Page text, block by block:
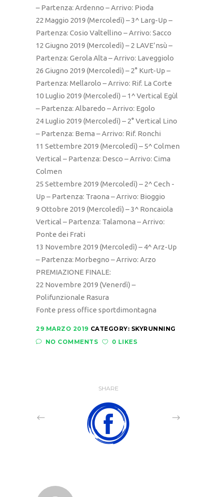
– Partenza: Ardenno – Arrivo: Pioda
22 Maggio 2019 (Mercoledì) – 3^ Larg-Up –
Partenza: Cosio Valtellino – Arrivo: Sacco
12 Giugno 2019 (Mercoledì) – 2 LAVE’nsù –
Partenza: Gerola Alta – Arrivo: Laveggiolo
26 Giugno 2019 (Mercoledì) – 2° Kurt-Up –
Partenza: Mellarolo – Arrivo: Rif. La Corte
10 Luglio 2019 (Mercoledì) – 1^ Vertical Egùl
– Partenza: Albaredo – Arrivo: Egolo
24 Luglio 2019 (Mercoledì) – 2° Vertical Lino
– Partenza: Bema – Arrivo: Rif. Ronchi
11 Settembre 2019 (Mercoledì) – 5^ Colmen
Vertical – Partenza: Desco – Arrivo: Cima
Colmen
25 Settembre 2019 (Mercoledì) – 2^ Cech -
Up – Partenza: Traona – Arrivo: Bioggio
9 Ottobre 2019 (Mercoledì) – 3^ Roncaiola
Vertical – Partenza: Talamona – Arrivo:
Ponte dei Frati
13 Novembre 2019 (Mercoledì) – 4^ Arz-Up
– Partenza: Morbegno – Arrivo: Arzo
PREMIAZIONE FINALE:
22 Novembre 2019 (Venerdì) –
Polifunzionale Rasura
Fonte press office sportdimontagna
29 MARZO 2019 CATEGORY: SKYRUNNING
NO COMMENTS
0 LIKES
SHARE